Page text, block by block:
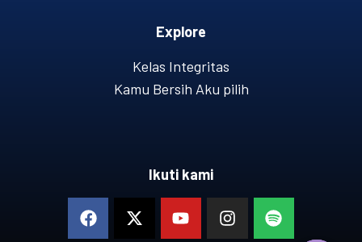
Explore
Kelas Integritas
Kamu Bersih Aku pilih
Ikuti kami